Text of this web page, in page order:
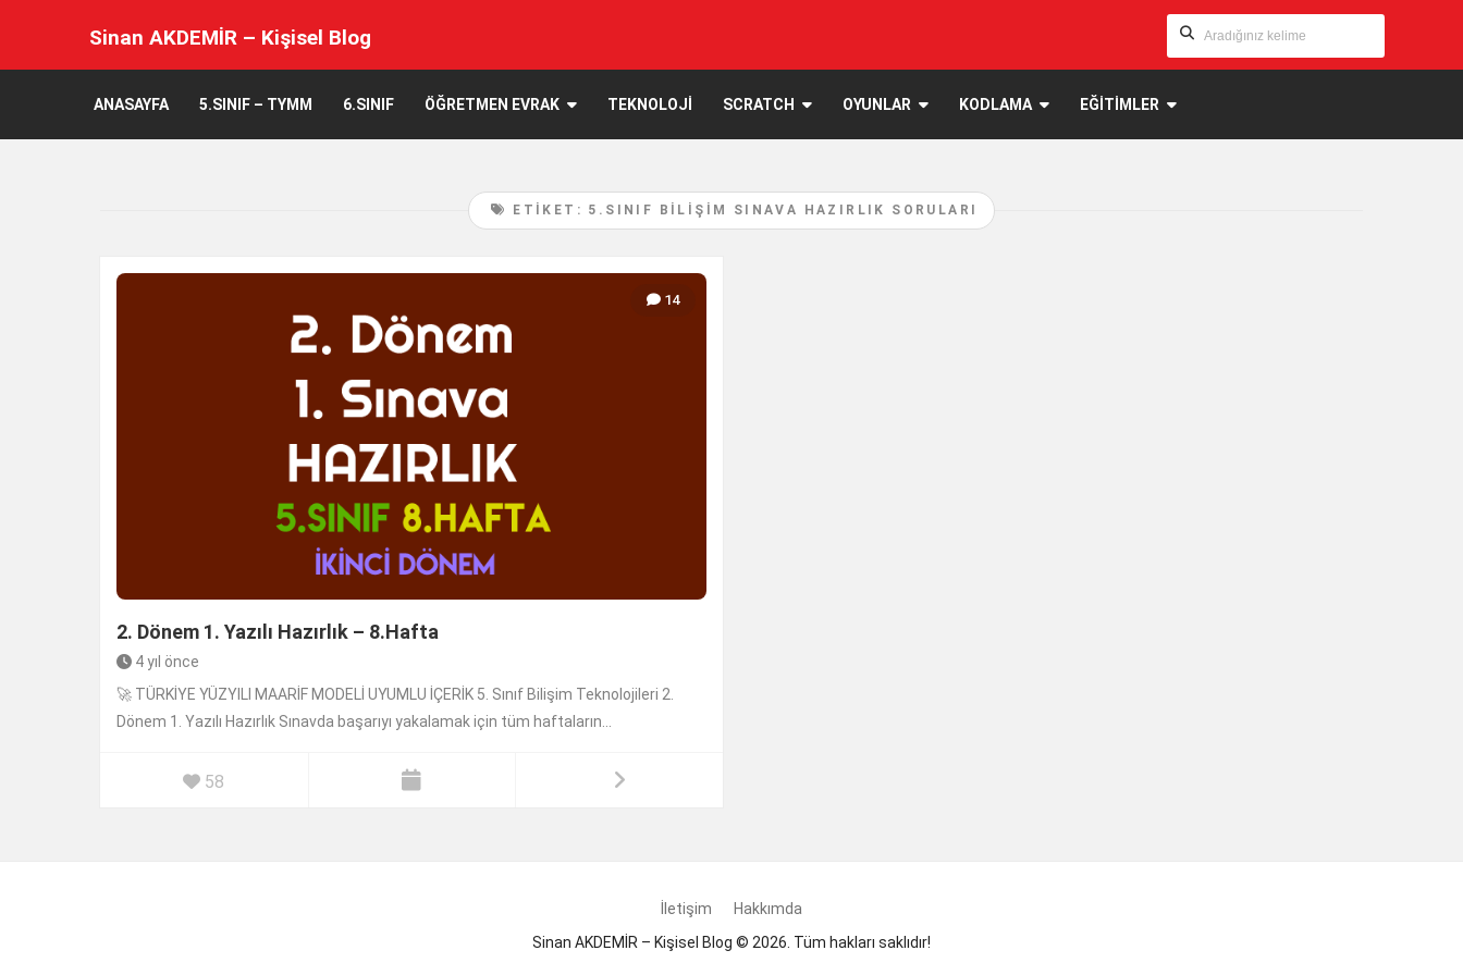
Sinan AKDEMİR – Kişisel Blog
ANASAYFA 5.SINIF – TYMM 6.SINIF ÖĞRETMEN EVRAK TEKNOLOJI SCRATCH OYUNLAR KODLAMA EĞİTİMLER
ETIKET: 5.SINIF BILIŞIM SINAVA HAZIRLIK SORULARI
14
2. Dönem 1. Yazılı Hazırlık – 8.Hafta
4 yıl önce
🚀 TÜRKİYE YÜZYILI MAARİF MODELİ UYUMLU İÇERİK 5. Sınıf Bilişim Teknolojileri 2.
Dönem 1. Yazılı Hazırlık Sınavda başarıyı yakalamak için tüm haftaların...
58
İletişim
Hakkımda
Sinan AKDEMİR – Kişisel Blog © 2026. Tüm hakları saklıdır!